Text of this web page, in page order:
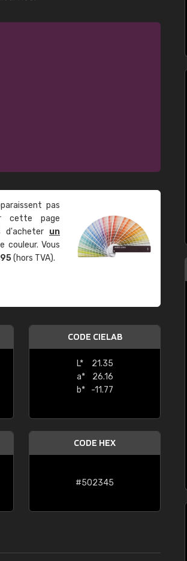
pas
cette page
d'acheter un
couleur. Vous
(hors TVA).
CODE CIELAB
L*
21.35
a*
26.16
b*
-11.77
CODE HEX
#502345
site ne permet pas de voir clairement quels
sont les produits disponibles. Il y a plusieurs
de couleurs: Classic, Design, etc. On ne
comprend pas qui est quoi. La livraison s'est
bien passé et le produit reçu me convient."